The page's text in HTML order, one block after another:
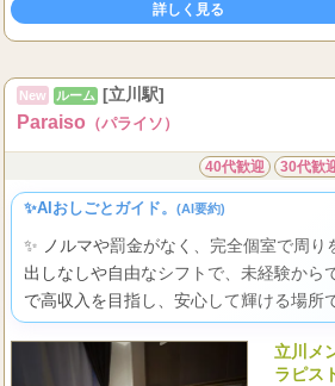
120分コース
150分コース22,000円
(ここからさらに昇給...
詳しく見る
New ルーム [立川駅]
Paraiso （パライソ）
40代歓迎 30代歓
✨AIおしごとガイド。 (AI要約)
✨ ノルマや罰金がなく、完全個室で周り
出しなしや自由なシフトで、未経験から
で高収入を目指し、安心して輝ける場所
立川メ
ラピス